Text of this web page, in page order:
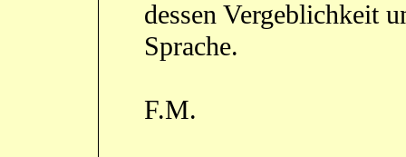
dessen Vergeblichkeit
Sprache.
F.M.